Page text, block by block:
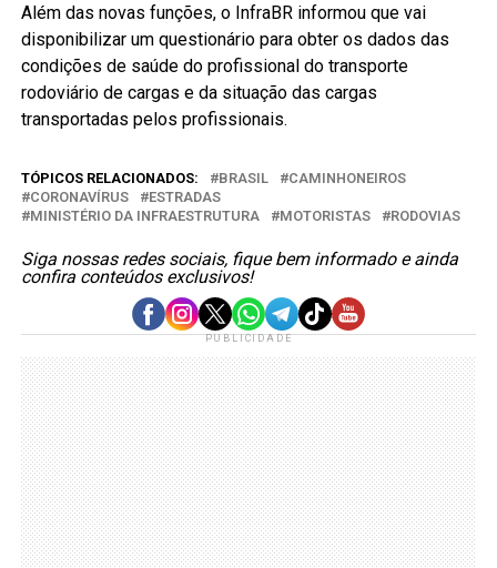
Além das novas funções, o InfraBR informou que vai
disponibilizar um questionário para obter os dados das
condições de saúde do profissional do transporte
rodoviário de cargas e da situação das cargas
transportadas pelos profissionais.
TÓPICOS RELACIONADOS: BRASIL
CAMINHONEIROS
CORONAVÍRUS
ESTRADAS
MINISTÉRIO DA INFRAESTRUTURA
MOTORISTAS RODOVIAS
Siga nossas redes sociais, fique bem informado e ainda
confira conteúdos exclusivos!
PUBLICIDADE